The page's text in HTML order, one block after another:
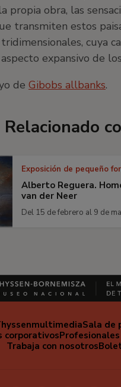
propia obra, las
transmiten estos
cuya
expansivo de
de Gibobs allbanks.
Relacionado
Exposición de pequeño
Alberto Reguera.
van der Neer
Del 15 de febrero al 9 de
Sala de
corporativos
Trabaja con nosotros